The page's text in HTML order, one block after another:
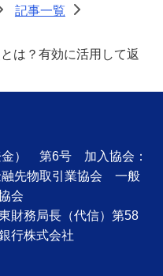
> 記事一覧
>
は？有効に活用して返
金） 第6号 加入協会：
融先物取引業協会 一般
会
務局長（代信）第58
行株式会社